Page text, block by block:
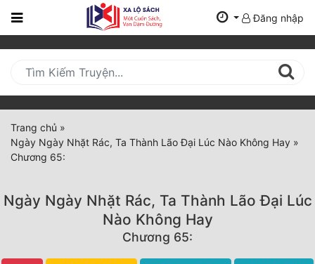
Trang
Mới
Cập
Nhật
(current)
BXH
Truyện Mới Ra
Đăng nhập
Trang chủ »
Ngày Ngày Nhặt Rác, Ta Thành Lão Đại Lúc Nào Không Hay »
Chương 65:
Ngày Ngày Nhặt Rác, Ta Thành Lão Đại Lúc
Nào Không Hay
Chương 65: